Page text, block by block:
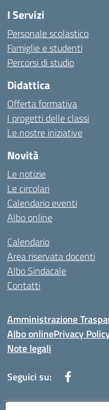
I Servizi
Personale scolastico
Famiglie e studenti
Percorsi di studio
Didattica
Offerta formativa
I progetti delle classi
Le nostre iniziative
Novità
Le notizie
Le circolari
Calendario eventi
Albo online
Calendario
Area riservata docenti
Albo Sindacale
Contatti
Amministrazione
Albo onlinePrivacy
Note legali
Seguici su: